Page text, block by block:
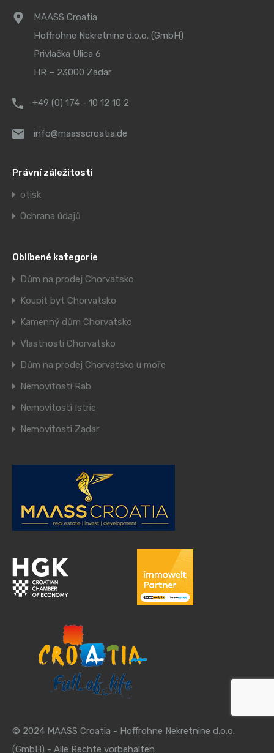
MAASS Croatia
Hoffrohne Nekretnine d.o.o. (GmbH)
Privlačka Ulica 6
HR – 23000 Zadar
+49 (0) 174 - 10 12 10 2
info@maasscroatia.de
Právní záležitosti
otisk
Ochrana údajů
Oblíbené kategorie
Dům na prodej Chorvatsko
Koupit byt Chorvatsko
Kamenný dům Chorvatsko
Vlastnosti Chorvatsko
Dům na prodej Chorvatsko u moře
Nemovitosti Rab
Nemovitosti Istrie
Nemovitosti Zadar
© 2024 MAASS Croatia - Hoffrohne Nekretnine d.o.o.
(GmbH) - Alle Rechte vorbehalten